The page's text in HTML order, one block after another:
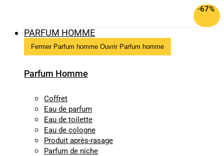
-67%
PARFUM HOMME
Fermer Parfum homme Ouvrir Parfum homme
Parfum Homme
Coffret
Eau de parfum
Eau de toilette
Eau de cologne
Produit après-rasage
Parfum de niche